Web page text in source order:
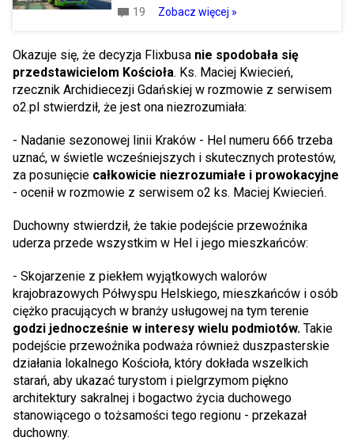
19 Zobacz więcej »
Okazuje się, że decyzja Flixbusa nie spodobała się
przedstawicielom Kościoła. Ks. Maciej Kwiecień,
rzecznik Archidiecezji Gdańskiej w rozmowie z serwisem
o2.pl stwierdził, że jest ona niezrozumiała:
- Nadanie sezonowej linii Kraków - Hel numeru 666 trzeba
uznać, w świetle wcześniejszych i skutecznych protestów,
za posunięcie całkowicie niezrozumiałe i prowokacyjne
- ocenił w rozmowie z serwisem o2 ks. Maciej Kwiecień.
Duchowny stwierdził, że takie podejście przewoźnika
uderza przede wszystkim w Hel i jego mieszkańców:
- Skojarzenie z piekłem wyjątkowych walorów
krajobrazowych Półwyspu Helskiego, mieszkańców i osób
ciężko pracujących w branży usługowej na tym terenie
godzi jednocześnie w interesy wielu podmiotów. Takie
podejście przewoźnika podważa również duszpasterskie
działania lokalnego Kościoła, który dokłada wszelkich
starań, aby ukazać turystom i pielgrzymom piękno
architektury sakralnej i bogactwo życia duchowego
stanowiącego o tożsamości tego regionu - przekazał
duchowny.